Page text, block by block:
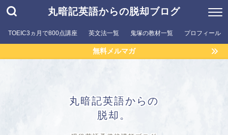
丸暗記英語からの脱却ブログ
TOEIC3ヵ月で800点講座 英文法一覧 鬼塚の教材一覧 プロフィール
無料メルマガ
丸暗記英語からの
脱却。